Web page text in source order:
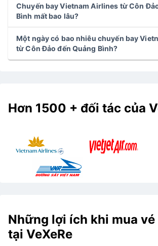
Chuyến bay Vietnam Airlines từ Côn
Bình mất bao lâu?
Một ngày có bao nhiêu chuyến bay
từ Côn Đảo đến Quảng Bình?
Hơn 1500 + đối tác của
Những lợi ích khi mua vé
tại VeXeRe